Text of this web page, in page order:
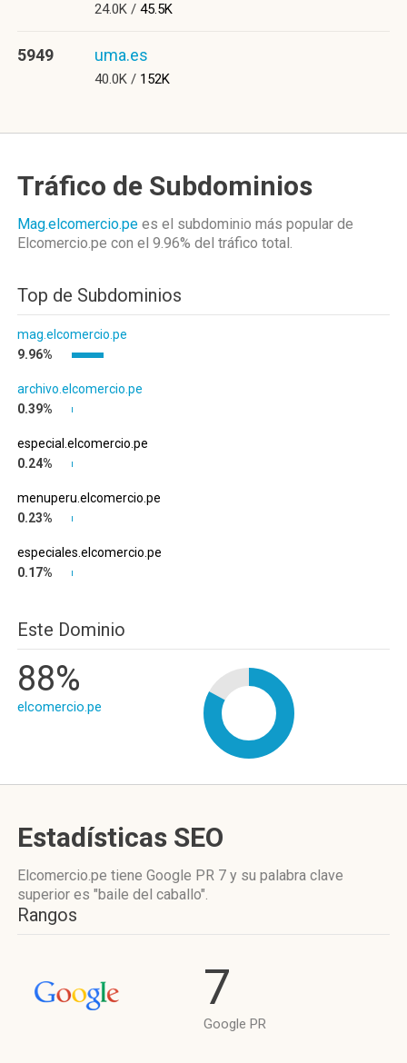
24.0K / 45.5K
5949 uma.es
40.0K / 152K
Tráfico de Subdominios
Mag.elcomercio.pe es el subdominio más popular de
Elcomercio.pe con el 9.96% del tráfico total.
Top de Subdominios
mag.elcomercio.pe
9.96%
archivo.elcomercio.pe
0.39%
especial.elcomercio.pe
0.24%
menuperu.elcomercio.pe
0.23%
especiales.elcomercio.pe
0.17%
Este Dominio
88%
elcomercio.pe
Estadísticas SEO
Elcomercio.pe tiene Google PR 7 y su palabra clave
superior es "baile del caballo".
Rangos
7
Google PR